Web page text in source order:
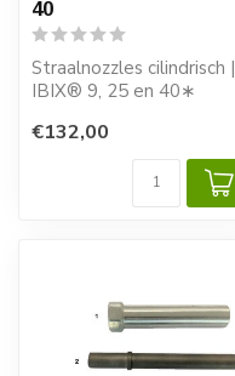
40
Straalnozzles cilindrisch |
IBIX® 9, 25 en 40∗
- IBIX 9 | 25 Diameters: Ø
€132,00